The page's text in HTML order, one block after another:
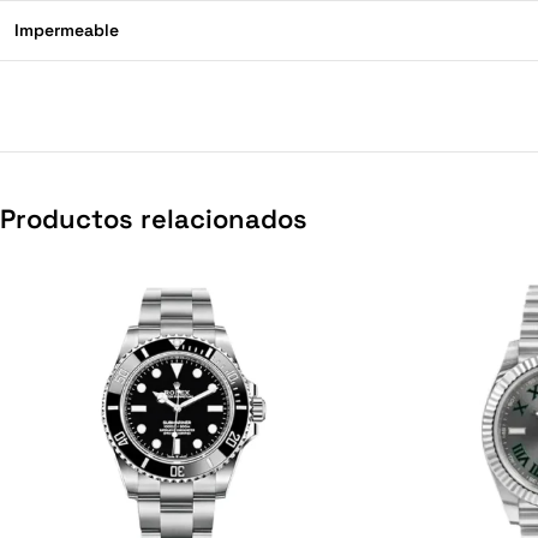
Impermeable
Productos relacionados